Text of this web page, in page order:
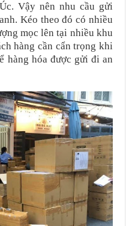
Vậy nên nhu cầu gửi
Kéo theo đó có nhiều
mọc lên tại nhiều khu
hàng cần cẩn trọng khi
hàng hóa được gửi đi an